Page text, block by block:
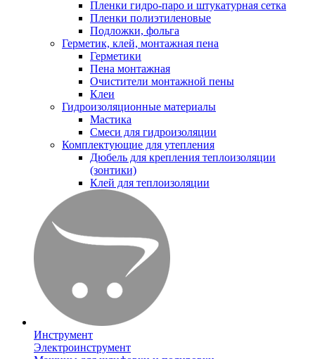
Пленки гидро-паро и штукатурная сетка
Пленки полиэтиленовые
Подложки, фольга
Герметик, клей, монтажная пена
Герметики
Пена монтажная
Очистители монтажной пены
Клеи
Гидроизоляционные материалы
Мастика
Смеси для гидроизоляции
Комплектующие для утепления
Дюбель для крепления теплоизоляции
(зонтики)
Клей для теплоизоляции
Инструмент
Электроинструмент